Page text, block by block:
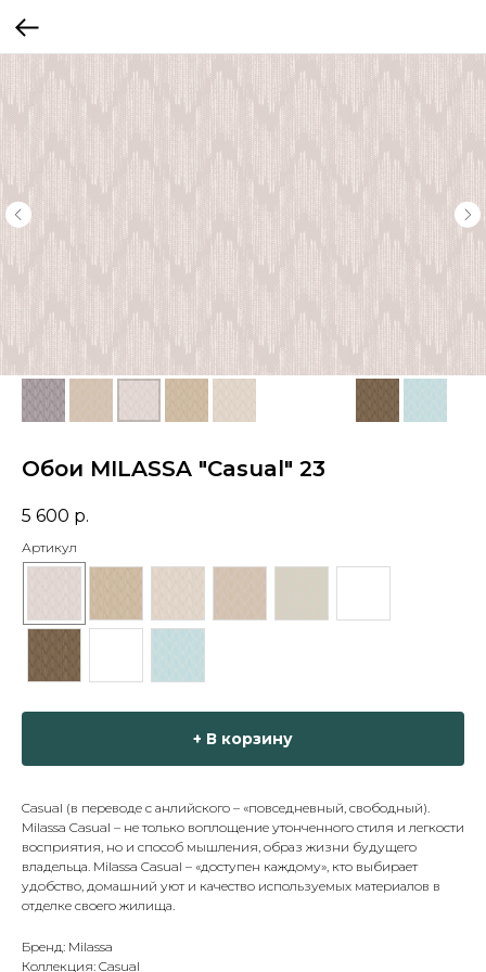
Обои MILASSA "Casual" 23
5 600 р.
Артикул
+ В корзину
Casual (в переводе с анлийского – «повседневный, свободный).
Milassa Casual – не только воплощение утонченного стиля и легкости
восприятия, но и способ мышления, образ жизни будущего
владельца. Milassa Casual – «доступен каждому», кто выбирает
удобство, домашний уют и качество используемых материалов в
отделке своего жилища.
Бренд: Milassa
Коллекция: Casual